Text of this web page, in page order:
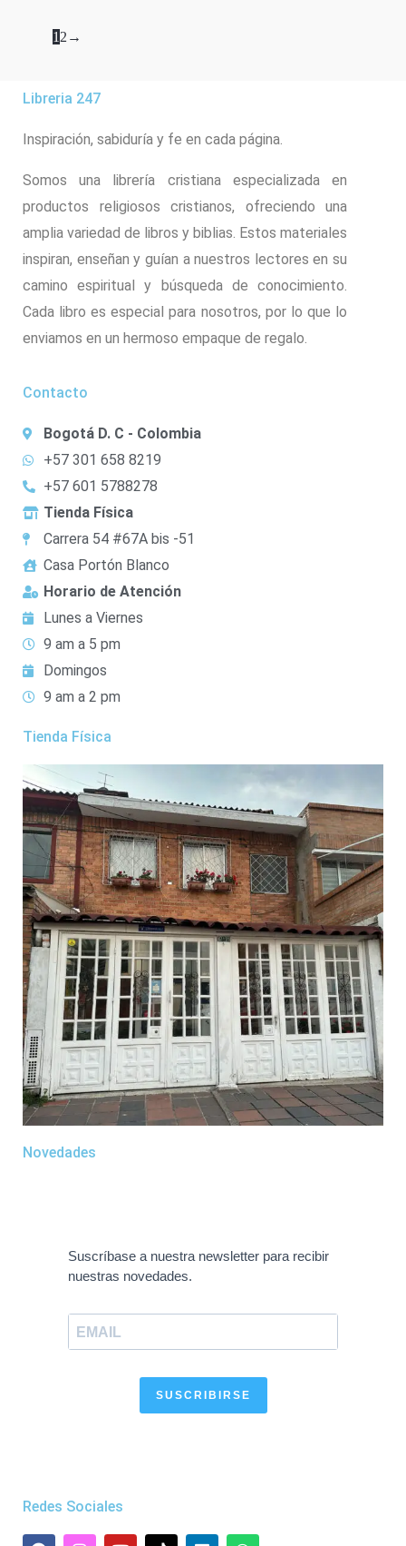
1 2 →
Libreria 247
Inspiración, sabiduría y fe en cada página.
Somos una librería cristiana especializada en
productos religiosos cristianos, ofreciendo una
amplia variedad de libros y biblias. Estos materiales
inspiran, enseñan y guían a nuestros lectores en su
camino espiritual y búsqueda de conocimiento.
Cada libro es especial para nosotros, por lo que lo
enviamos en un hermoso empaque de regalo.
Contacto
Bogotá D. C - Colombia
+57 301 658 8219
+57 601 5788278
Tienda Física
Carrera 54 #67A bis -51
Casa Portón Blanco
Horario de Atención
Lunes a Viernes
9 am a 5 pm
Domingos
9 am a 2 pm
Tienda Física
Novedades
Suscríbase a nuestra newsletter para recibir
nuestras novedades.
SUSCRIBIRSE
Redes Sociales
F
I
Y
L
W